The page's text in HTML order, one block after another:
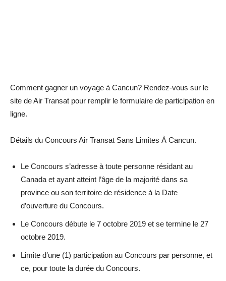
Comment gagner un voyage à Cancun? Rendez-vous sur le
site de Air Transat pour remplir le formulaire de participation en
ligne.
Détails du Concours Air Transat Sans Limites À Cancun.
Le Concours s’adresse à toute personne résidant au
Canada et ayant atteint l’âge de la majorité dans sa
province ou son territoire de résidence à la Date
d’ouverture du Concours.
Le Concours débute le 7 octobre 2019 et se termine le 27
octobre 2019.
Limite d’une (1) participation au Concours par personne, et
ce, pour toute la durée du Concours.